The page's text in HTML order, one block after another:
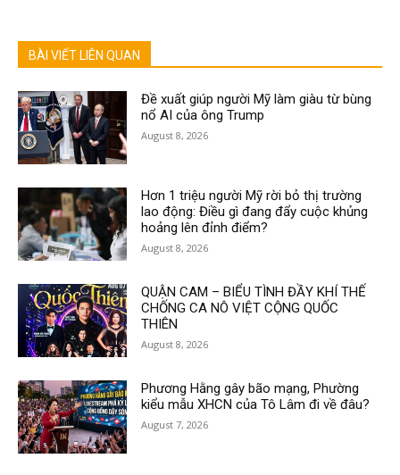
BÀI VIẾT LIÊN QUAN
Đề xuất giúp người Mỹ làm giàu từ bùng
nổ AI của ông Trump
August 8, 2026
Hơn 1 triệu người Mỹ rời bỏ thị trường
lao động: Điều gì đang đẩy cuộc khủng
hoảng lên đỉnh điểm?
August 8, 2026
QUẬN CAM – BIỂU TÌNH ĐẦY KHÍ THẾ
CHỐNG CA NÔ VIỆT CỘNG QUỐC
THIÊN
August 8, 2026
Phương Hằng gây bão mạng, Phường
kiểu mẫu XHCN của Tô Lâm đi về đâu?
August 7, 2026